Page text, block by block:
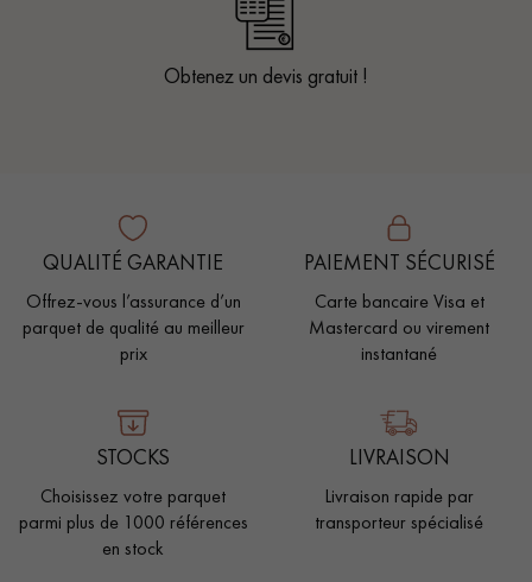
Obtenez un devis gratuit !
QUALITÉ GARANTIE
Offrez-vous l’assurance d’un
parquet de qualité au meilleur
prix
PAIEMENT SÉCURISÉ
Carte bancaire Visa et
Mastercard ou virement
instantané
STOCKS
Choisissez votre parquet
parmi plus de 1000 références
en stock
LIVRAISON
Livraison rapide par
transporteur spécialisé